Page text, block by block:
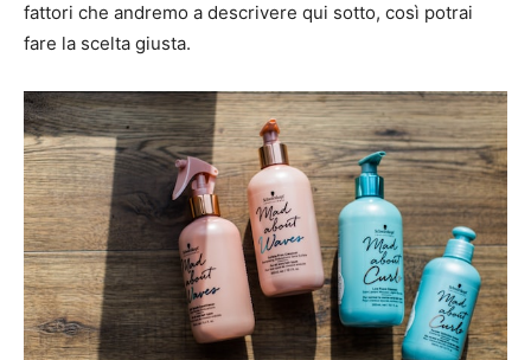
fattori che andremo a descrivere qui sotto, così potrai
fare la scelta giusta.